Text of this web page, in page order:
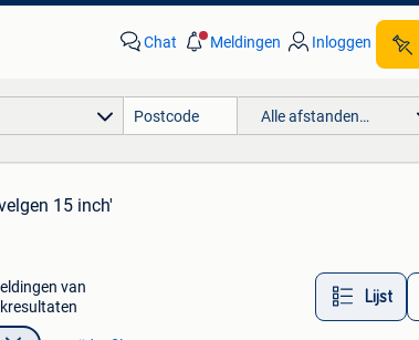
Chat Meldingen Inloggen
Alle afstanden…
15 inch'
van
Lijst